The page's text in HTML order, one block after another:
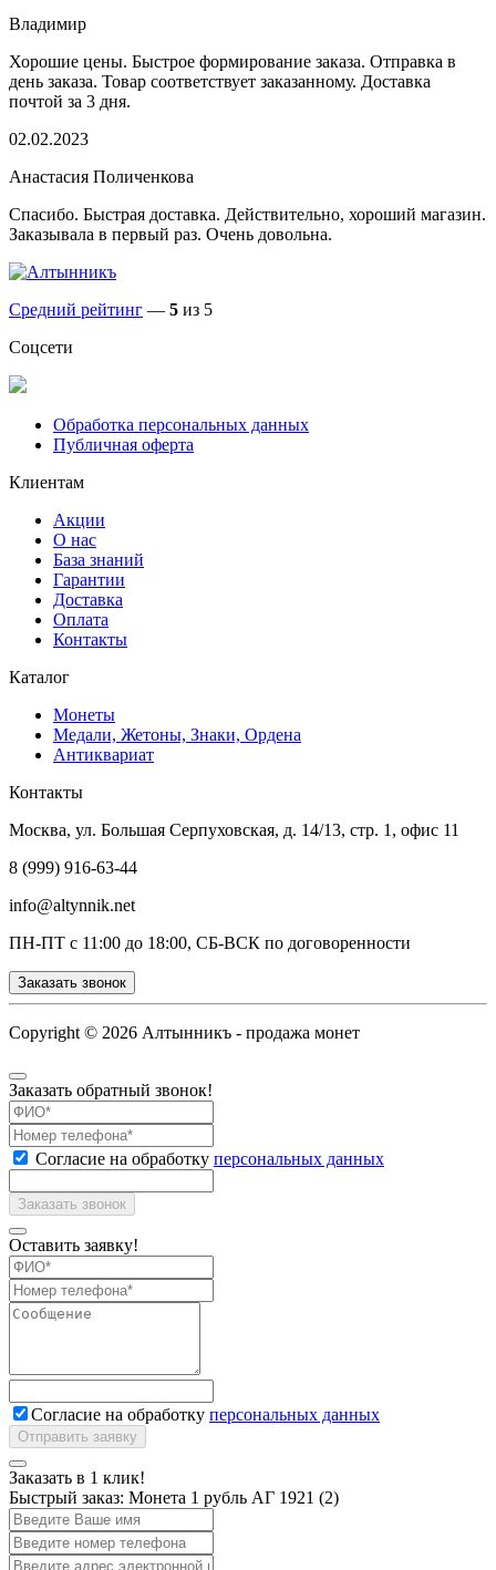
Владимир
Хорошие цены. Быстрое формирование заказа. Отправка в
день заказа. Товар соответствует заказанному. Доставка
почтой за 3 дня.
02.02.2023
Анастасия Поличенкова
Спасибо. Быстрая доставка. Действительно, хороший магазин.
Заказывала в первый раз. Очень довольна.
Средний рейтинг — 5 из 5
Соцсети
Обработка персональных данных
Публичная оферта
Клиентам
Акции
О нас
База знаний
Гарантии
Доставка
Оплата
Контакты
Каталог
Монеты
Медали, Жетоны, Знаки, Ордена
Антиквариат
Контакты
Москва, ул. Большая Серпуховская, д. 14/13, стр. 1, офис 11
8 (999) 916-63-44
info@altynnik.net
ПН-ПТ с 11:00 до 18:00, СБ-ВСК по договоренности
Заказать звонок
Copyright © 2026 Алтынникъ - продажа монет
Заказать обратный звонок!
Согласие на обработку персональных данных
Оставить заявку!
Согласие на обработку персональных данных
Заказать в 1 клик!
Быстрый заказ: Монета 1 рубль АГ 1921 (2)